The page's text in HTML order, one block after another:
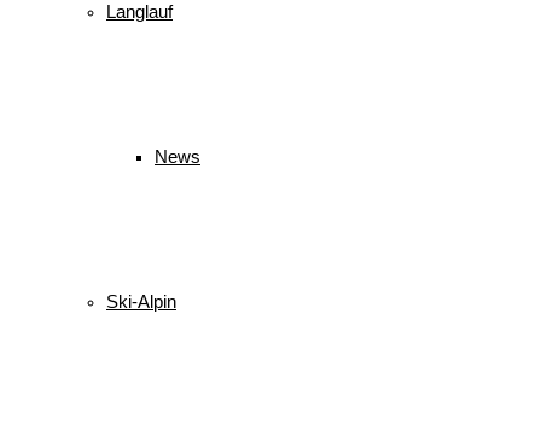
Langlauf
News
Ski-Alpin